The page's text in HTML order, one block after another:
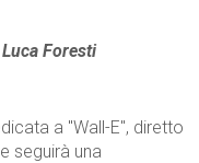
Luca Foresti
a "Wall-E", diretto
seguirà una